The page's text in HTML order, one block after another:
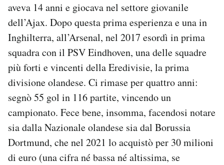
aveva 14 anni e giocava nel settore giovanile
dell’Ajax. Dopo questa prima esperienza e una in
Inghilterra, all’Arsenal, nel 2017 esordì in prima
squadra con il PSV Eindhoven, una delle squadre
più forti e vincenti della Eredivisie, la prima
divisione olandese. Ci rimase per quattro anni:
segnò 55 gol in 116 partite, vincendo un
campionato. Fece bene, insomma, facendosi notare
sia dalla Nazionale olandese sia dal Borussia
Dortmund, che nel 2021 lo acquistò per 30 milioni
di euro (una cifra né bassa né altissima, se